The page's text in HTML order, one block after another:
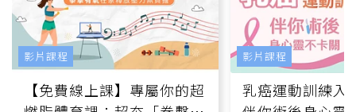
【免費線上課】專屬你的超
影片課程
乳癌運動訓練入
影片課程